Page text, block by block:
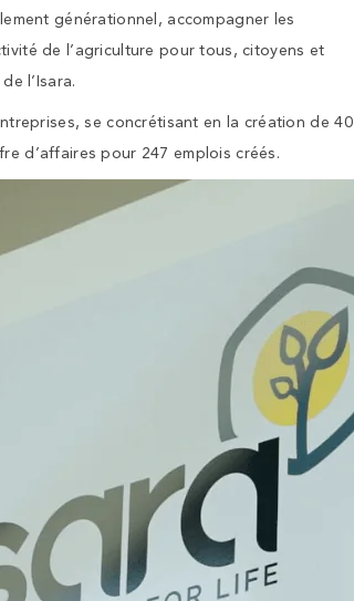
générationnel, accompagner les
de l’agriculture pour tous, citoyens et
l’Isara.
se concrétisant en la création de 40
d’affaires pour 247 emplois créés.